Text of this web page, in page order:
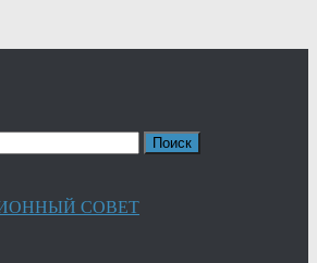
СОВЕТ